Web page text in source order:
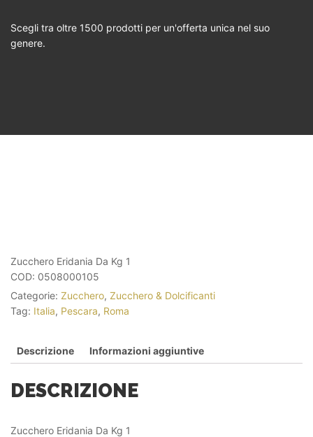
Scegli tra oltre 1500 prodotti per un'offerta unica nel suo
genere.
Zucchero Eridania Da Kg 1
COD: 0508000105
Categorie: Zucchero, Zucchero & Dolcificanti
Tag: Italia, Pescara, Roma
Descrizione Informazioni aggiuntive
DESCRIZIONE
Zucchero Eridania Da Kg 1